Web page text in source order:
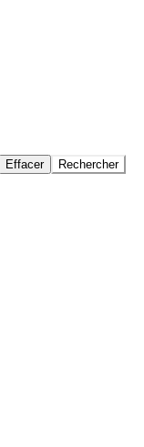
Effacer Rechercher